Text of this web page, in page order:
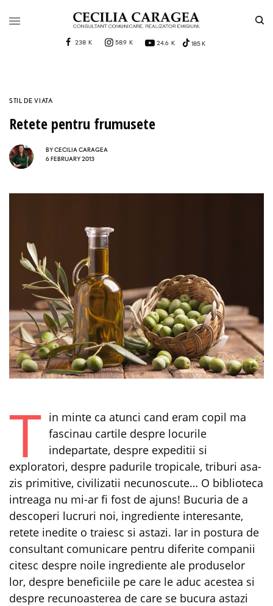
238 K 58.9 K 24.6 K 185 K
STIL DE VIATA
Retete pentru frumusete
BYCECILIA CARAGEA
6 FEBRUARY 2013
T in minte ca atunci cand eram copil ma
fascinau cartile despre locurile
indepartate, despre expeditii si
exploratori, despre padurile tropicale, triburi asa-
zis primitive, civilizatii necunoscute… O biblioteca
intreaga nu mi-ar fi fost de ajuns! Bucuria de a
descoperi lucruri noi, ingrediente interesante,
retete inedite o traiesc si astazi. Iar in postura de
consultant comunicare pentru diferite companii
citesc despre noile ingrediente ale produselor
lor, despre beneficiile pe care le aduc acestea si
despre recunoasterea de care se bucura astazi